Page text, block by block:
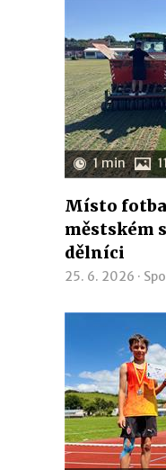
1 min
Místo
městském
dělníci
25. 6. 2026 ·